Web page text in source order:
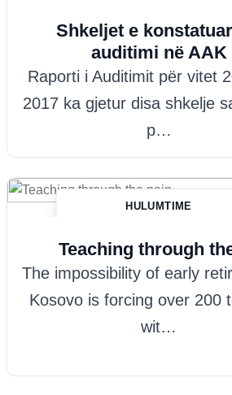
Shkeljet e
auditimi në AAK
Raporti i Auditimit për vitet
2017 ka gjetur disa shkelje
p…
HULUMTIME
Teaching through
The impossibility of early
Kosovo is forcing over 200
wit…